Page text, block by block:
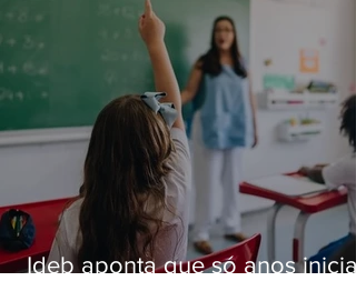
Ideb aponta que só anos